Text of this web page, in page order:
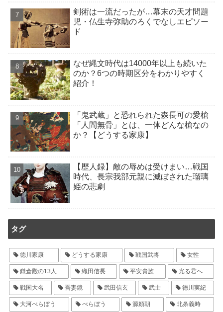
剣術は一流だったが…幕末の天才問題
児・仏生寺弥助のろくでなしエピソー
ド
なぜ縄文時代は14000年以上も続いた
のか？6つの時期区分をわかりやすく
紹介！
「鬼武蔵」と恐れられた森長可の愛槍
「人間無骨」とは、一体どんな槍なの
か？【どうする家康】
【歴人録】敵の辱めは受けまい…戦国
時代、長宗我部元親に滅ぼされた瑠璃
姫の悲劇
タグ
徳川家康 どうする家康 戦国武将 女性
鎌倉殿の13人 織田信長 平安貴族 光る君へ
戦国大名 吾妻鏡 武田信玄 武士 徳川実紀
大河べらぼう べらぼう 源頼朝 北条義時